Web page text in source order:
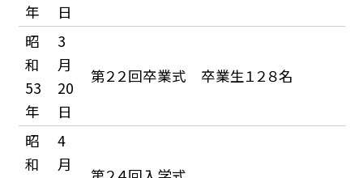
年
日
昭
和
53
年
3
月
20
日
第２２回卒業式 卒業生１２８名
昭
和
4
月